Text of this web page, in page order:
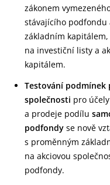
zákonem
stávajícího podfondu
základním
na investiční listy a
kapitálem.
Testování podmínek
společnosti pro
a prodeje podílu
podfondy se nově
s proměnným
na akciovou
podfondy.